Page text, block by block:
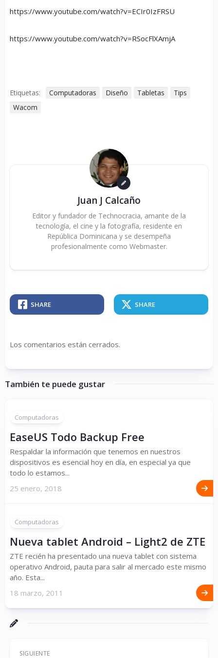
https://www.youtube.com/watch?v=ECIr0IzFRSU
https://www.youtube.com/watch?v=RSocFlXAmjA
Etiquetas: Computadoras Diseño Tabletas
Tips
Wacom
Juan J Calcaño
Editor y fundador de Technocracia, amante de la
tecnología, el cine y la fotografía, residente en
República Dominicana y se desempeña
profesionalmente como Webmaster.
SHARE SHARE
Los comentarios están cerrados.
También te puede gustar
Computadoras
EaseUS Todo Backup Free
Respaldar la información que tenemos en nuestros
dispositivos es esencial hoy en día, en especial ya que
todo lo estamos...
25 enero, 2018
Computadoras
Nueva tablet Android – Light2 de ZTE
ZTE recién ha presentado una nueva tablet con sistema
operativo Android, pauta para salir al mercado este mismo
año. Esta...
18 marzo, 2011
SIGUIENTE